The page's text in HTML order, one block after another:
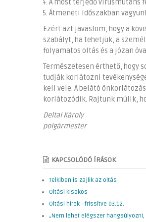
A most terjedő
Átmeneti időszakban
Ezért azt javaslom, hogy a
szabályt, ha tehetjük, a
folyamatos oltás és a józan
Természetesen érthető, hogy
tudják korlátozni
kell vele. A belátó
korlátozódik. Rajtunk múlik,
Deltai Károly
polgármester
KAPCSOLÓDÓ ÍRÁSOK
Telkiben is zajlik az oltás
Oltási kisokos
Oltási hírek - frissítve 03.12.
„Nem lehet elégszer